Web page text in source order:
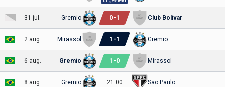
31 jul. Gremio 0-1 Club Bolívar
2 aug. Mirassol 1 -1 Gremio
6 aug. Gremio 1 -0 Mirassol
8 aug. Gremio 21:00 Sao Paulo